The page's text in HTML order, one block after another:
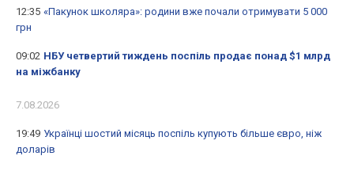
12:35 «Пакунок школяра»: родини вже почали отримувати 5 000
грн
09:02 НБУ четвертий тиждень поспіль продає понад $1 млрд
на міжбанку
7.08.2026
19:49 Українці шостий місяць поспіль купують більше євро, ніж
доларів